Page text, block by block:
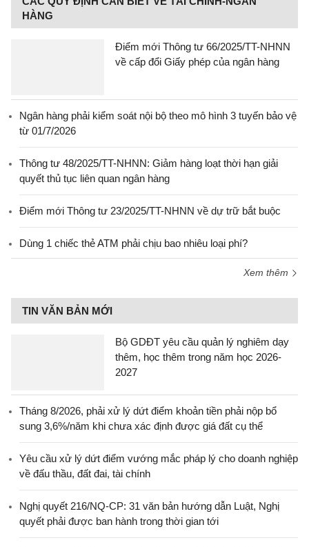
HÀNG
Điểm mới Thông tư 66/2025/TT-NHNN
về cấp đổi Giấy phép của ngân hàng
Ngân hàng phải kiểm soát nội bộ theo mô hình 3 tuyến bảo vệ
từ 01/7/2026
Thông tư 48/2025/TT-NHNN: Giảm hàng loạt thời hạn giải
quyết thủ tục liên quan ngân hàng
Điểm mới Thông tư 23/2025/TT-NHNN về dự trữ bắt buộc
Dùng 1 chiếc thẻ ATM phải chịu bao nhiêu loại phí?
Xem thêm
TIN VĂN BẢN MỚI
Bộ GDĐT yêu cầu quản lý nghiêm dạy
thêm, học thêm trong năm học 2026-
2027
Tháng 8/2026, phải xử lý dứt điểm khoản tiền phải nộp bổ
sung 3,6%/năm khi chưa xác định được giá đất cụ thể
Yêu cầu xử lý dứt điểm vướng mắc pháp lý cho doanh nghiệp
về đấu thầu, đất đai, tài chính
Nghị quyết 216/NQ-CP: 31 văn bản hướng dẫn Luật, Nghị
quyết phải được ban hành trong thời gian tới